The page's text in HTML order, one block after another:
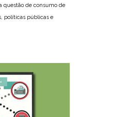
questão de consumo de
políticas públicas e